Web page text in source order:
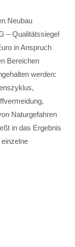
Neubau
– Qualitätssiegel
in Anspruch
Bereichen
werden:
Naturgefahren
in das Ergebnis